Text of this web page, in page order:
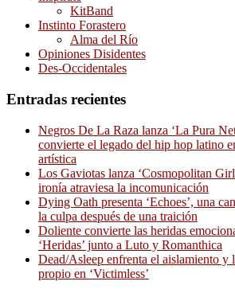
KitBand
Instinto Forastero
Alma del Río
Opiniones Disidentes
Des-Occidentales
Entradas recientes
Negros De La Raza lanza ‘La Pura
convierte el legado del hip hop latino
artística
Los Gaviotas lanza ‘Cosmopolitan
ironía atraviesa la incomunicación
Dying Oath presenta ‘Echoes’, una
la culpa después de una traición
Doliente convierte las heridas
‘Heridas’ junto a Luto y Romanthica
Dead/Asleep enfrenta el aislamiento y
propio en ‘Victimless’